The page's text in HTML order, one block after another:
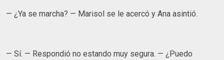
— ¿Ya se marcha? — Marisol se le acercó y Ana asintió.
— Sí. — Respondió no estando muy segura. — ¿Puedo